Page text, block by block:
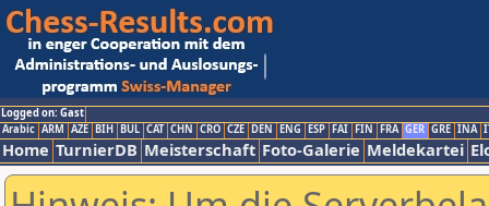
Logged on: Gast
Arabic ARM AZE BIH BUL CAT CHN CRO CZE DEN ENG ESP FAI FIN FRA GER GRE INA
Home TurnierDB Meisterschaft Foto-Galerie Meldekartei